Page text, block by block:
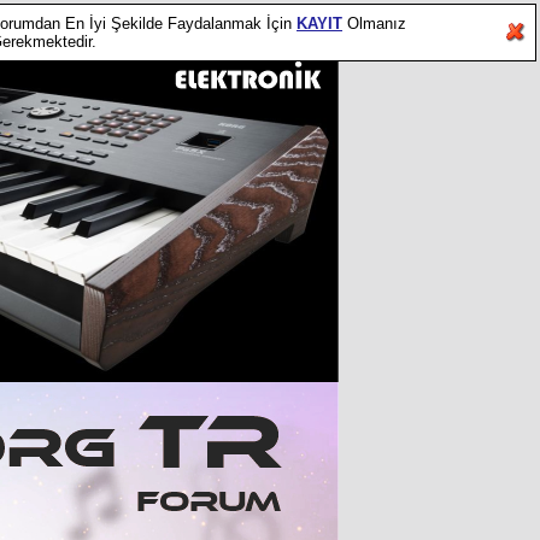
En İyi Şekilde Faydalanmak İçin KAYIT Olmanız